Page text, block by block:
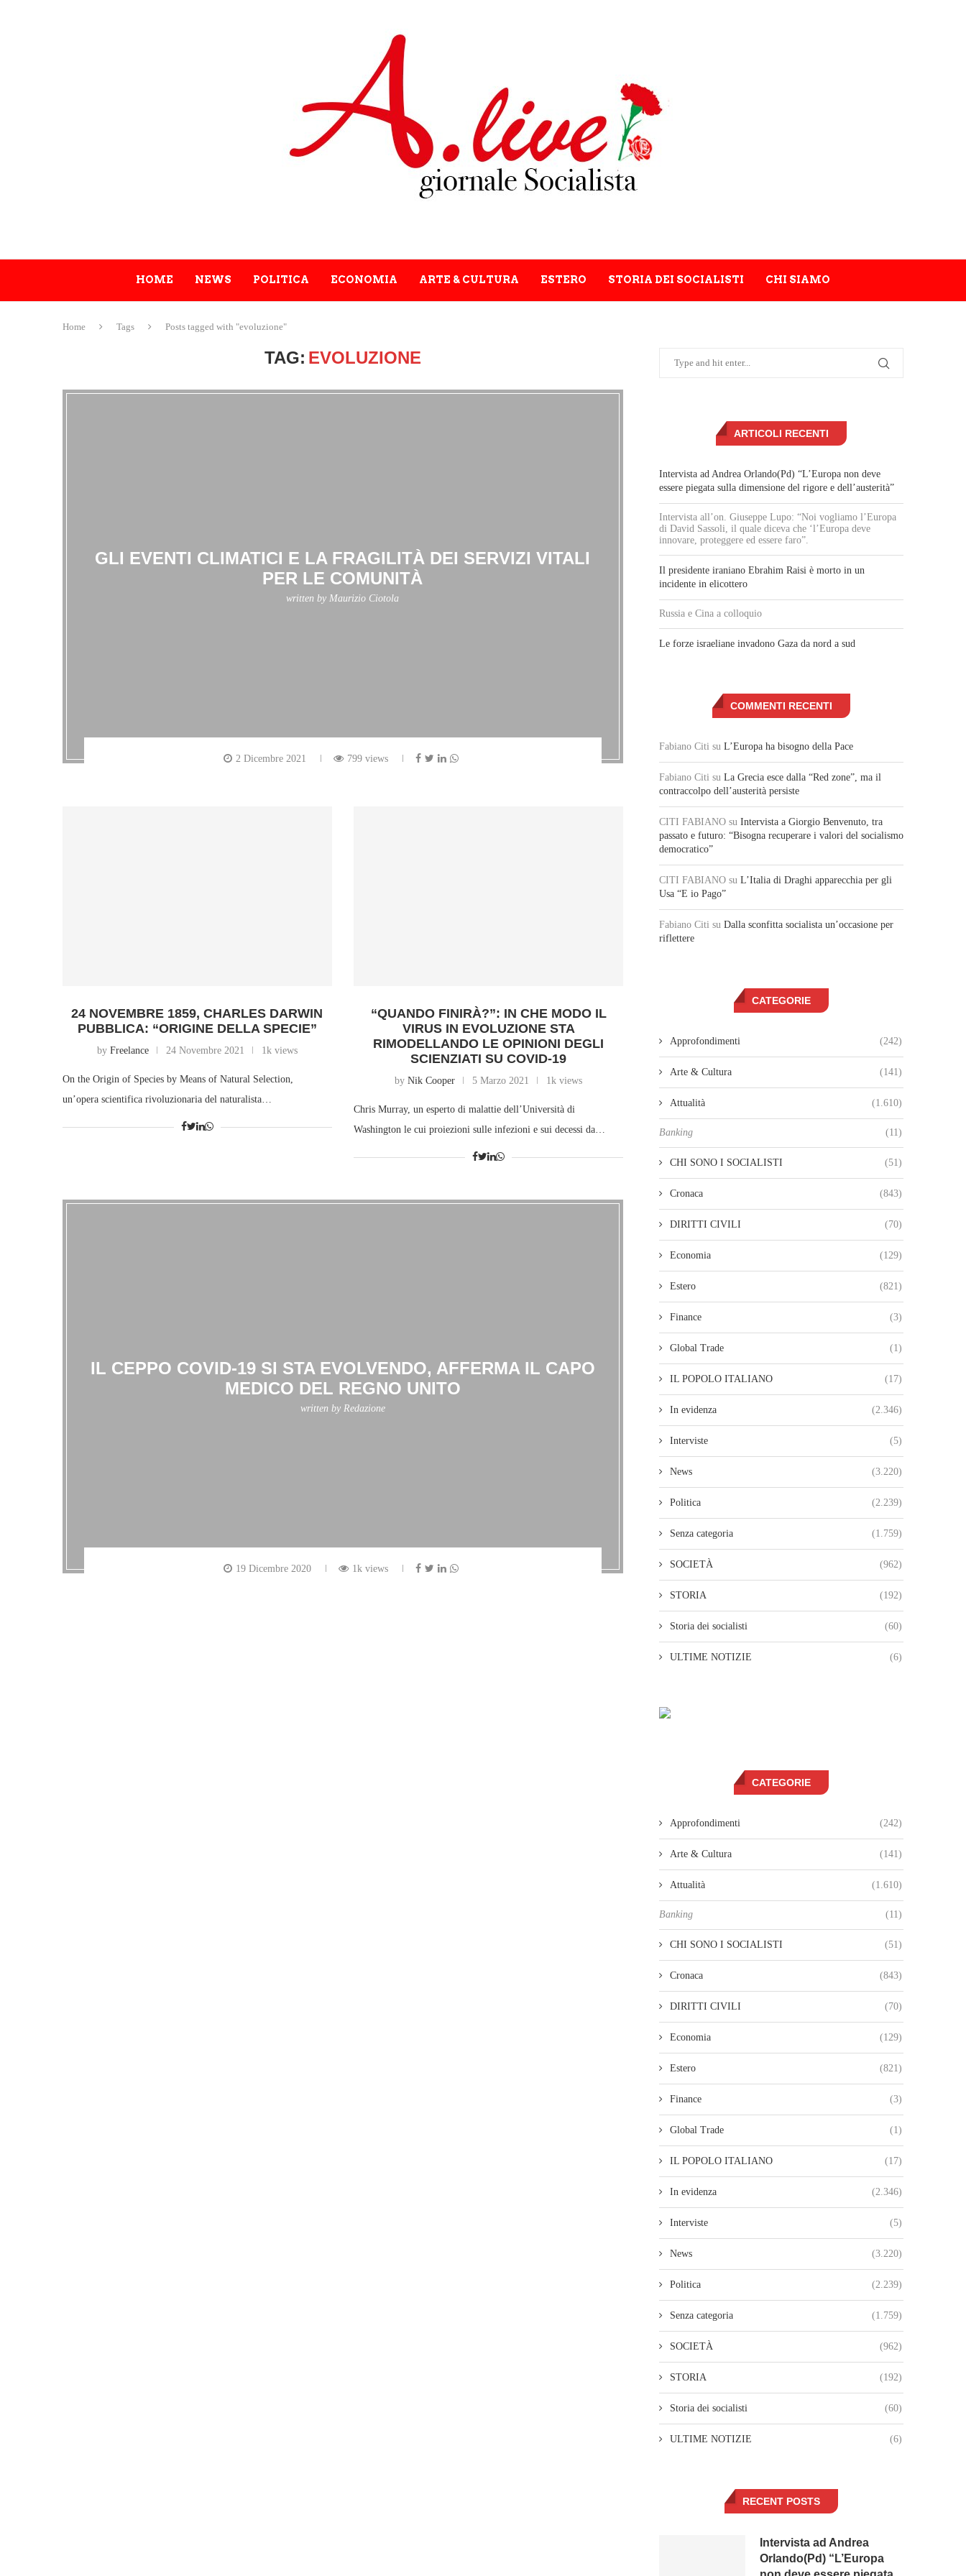
HOME NEWS POLITICA ECONOMIA ARTE & CULTURA ESTERO STORIA DEI SOCIALISTI CHI SIAMO
Home Tags Posts tagged with "evoluzione"
TAG: EVOLUZIONE
GLI EVENTI CLIMATICI E LA FRAGILITÀ DEI SERVIZI VITALI
PER LE COMUNITÀ
written by Maurizio Ciotola
2 Dicembre 2021 799 views
24 NOVEMBRE 1859, CHARLES DARWIN
PUBBLICA: “ORIGINE DELLA SPECIE”
by Freelance 24 Novembre 2021 1k views
On the Origin of Species by Means of Natural Selection,
un’opera scientifica rivoluzionaria del naturalista…
“QUANDO FINIRÀ?”: IN CHE MODO IL
VIRUS IN EVOLUZIONE STA
RIMODELLANDO LE OPINIONI DEGLI
SCIENZIATI SU COVID-19
byNik Cooper 5 Marzo 2021 1k views
Chris Murray, un esperto di malattie dell’Università di
Washington le cui proiezioni sulle infezioni e sui decessi da…
IL CEPPO COVID-19 SI STA EVOLVENDO, AFFERMA IL CAPO
MEDICO DEL REGNO UNITO
written by Redazione
19 Dicembre 2020 1k views
ARTICOLI RECENTI
Intervista ad Andrea Orlando(Pd) “L’Europa non deve
essere piegata sulla dimensione del rigore e dell’austerità”
Intervista all’on. Giuseppe Lupo: “Noi vogliamo l’Europa
di David Sassoli, il quale diceva che ‘l’Europa deve
innovare, proteggere ed essere faro”.
Il presidente iraniano Ebrahim Raisi è morto in un
incidente in elicottero
Russia e Cina a colloquio
Le forze israeliane invadono Gaza da nord a sud
COMMENTI RECENTI
Fabiano Citi su L’Europa ha bisogno della Pace
Fabiano Citi su La Grecia esce dalla “Red zone”, ma il
contraccolpo dell’austerità persiste
CITI FABIANO su Intervista a Giorgio Benvenuto, tra
passato e futuro: “Bisogna recuperare i valori del socialismo
democratico”
CITI FABIANO su L’Italia di Draghi apparecchia per gli
Usa “E io Pago”
Fabiano Citi su Dalla sconfitta socialista un’occasione per
riflettere
CATEGORIE
Approfondimenti (242)
Arte & Cultura (141)
Attualità (1.610)
Banking (11)
CHI SONO I SOCIALISTI (51)
Cronaca (843)
DIRITTI CIVILI (70)
Economia (129)
Estero (821)
Finance (3)
Global Trade (1)
IL POPOLO ITALIANO (17)
In evidenza (2.346)
Interviste (5)
News (3.220)
Politica (2.239)
Senza categoria (1.759)
SOCIETÀ (962)
STORIA (192)
Storia dei socialisti (60)
ULTIME NOTIZIE (6)
CATEGORIE
Approfondimenti (242)
Arte & Cultura (141)
Attualità (1.610)
Banking (11)
CHI SONO I SOCIALISTI (51)
Cronaca (843)
DIRITTI CIVILI (70)
Economia (129)
Estero (821)
Finance (3)
Global Trade (1)
IL POPOLO ITALIANO (17)
In evidenza (2.346)
Interviste (5)
News (3.220)
Politica (2.239)
Senza categoria (1.759)
SOCIETÀ (962)
STORIA (192)
Storia dei socialisti (60)
ULTIME NOTIZIE (6)
RECENT POSTS
Intervista ad Andrea
Orlando(Pd) “L’Europa